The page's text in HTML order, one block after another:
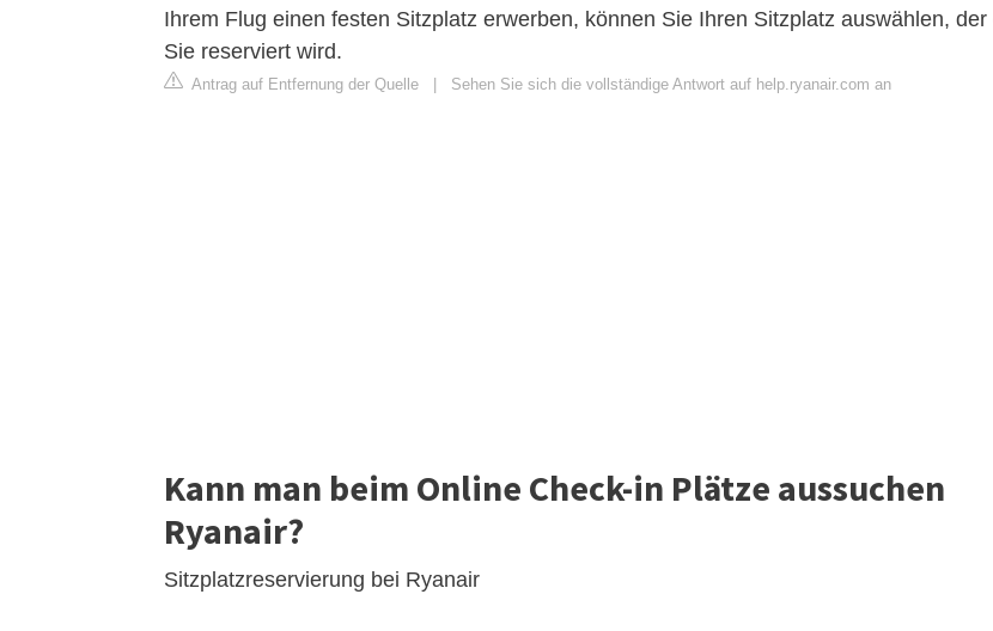
Ihrem Flug einen festen Sitzplatz erwerben, können Sie Ihren Sitzplatz auswählen, der
Sie reserviert wird.
Antrag auf Entfernung der Quelle Sehen Sie sich die vollständige Antwort auf help.ryanair.com an
Kann man beim Online Check-in Plätze aussuchen
Ryanair?
Sitzplatzreservierung bei Ryanair